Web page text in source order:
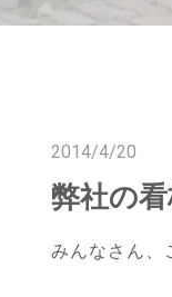
2014/4/20
弊社の
みんなさん、